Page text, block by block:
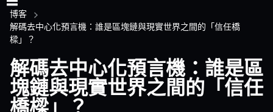
博客
解碼去中心化預言機：誰是區塊鏈與現實世界之間的「信任橋
樑」？
解碼去中心化預言機：誰是區
塊鏈與現實世界之間的「信任
橋樑」？